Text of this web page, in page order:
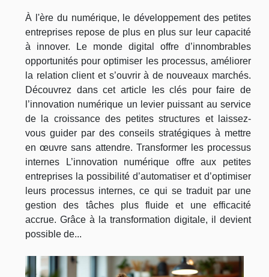
À l'ère du numérique, le développement des petites
entreprises repose de plus en plus sur leur capacité
à innover. Le monde digital offre d’innombrables
opportunités pour optimiser les processus, améliorer
la relation client et s’ouvrir à de nouveaux marchés.
Découvrez dans cet article les clés pour faire de
l’innovation numérique un levier puissant au service
de la croissance des petites structures et laissez-
vous guider par des conseils stratégiques à mettre
en œuvre sans attendre. Transformer les processus
internes L’innovation numérique offre aux petites
entreprises la possibilité d’automatiser et d’optimiser
leurs processus internes, ce qui se traduit par une
gestion des tâches plus fluide et une efficacité
accrue. Grâce à la transformation digitale, il devient
possible de...